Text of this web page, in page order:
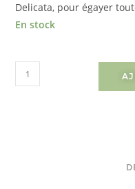
Delicata, pour égayer
En stock